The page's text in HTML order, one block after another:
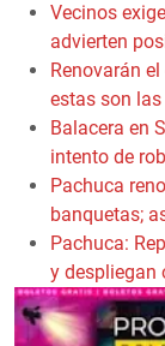
Vecinos
advierten
Renovarán
estas son
Balacera en
intento de
Pachuca
banquetas;
Pachuca:
y despliegan